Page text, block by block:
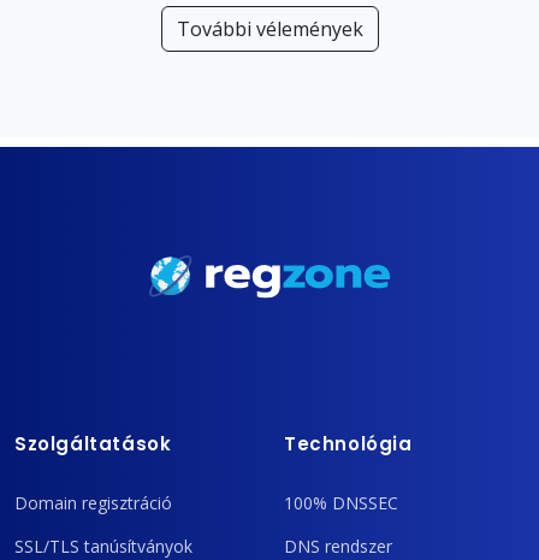
További vélemények
Szolgáltatások
Domain regisztráció
SSL/TLS tanúsítványok
Technológia
100% DNSSEC
DNS rendszer